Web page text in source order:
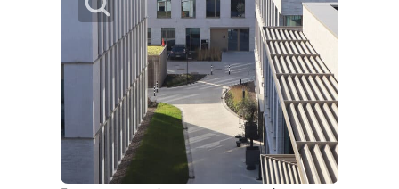
Toegangscontrole
Veiligheid & Opleiding
Zonwering